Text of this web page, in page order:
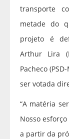
transporte
metade do
projeto é
Arthur Lira
Pacheco
ser votada
“A matéria
Nosso
a partir da